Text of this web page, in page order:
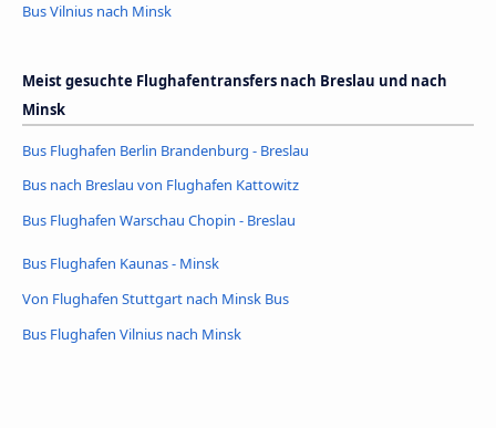
Bus Vilnius nach Minsk
Meist gesuchte Flughafentransfers nach Breslau und nach
Minsk
Bus Flughafen Berlin Brandenburg - Breslau
Bus nach Breslau von Flughafen Kattowitz
Bus Flughafen Warschau Chopin - Breslau
Bus Flughafen Kaunas - Minsk
Von Flughafen Stuttgart nach Minsk Bus
Bus Flughafen Vilnius nach Minsk